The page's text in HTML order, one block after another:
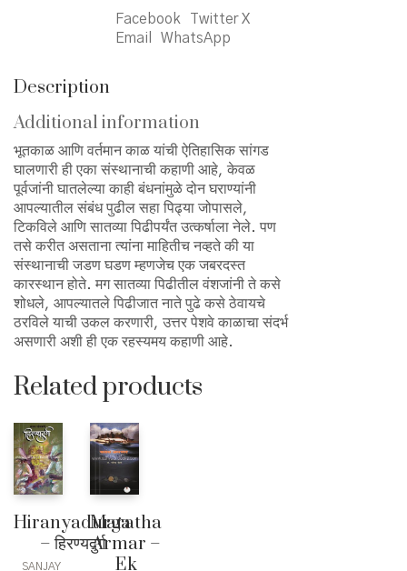
Facebook
Twitter X
Email
WhatsApp
Description
Additional information
भूतकाळ आणि वर्तमान काळ यांची ऐतिहासिक सांगड
घालणारी ही एका संस्थानाची कहाणी आहे, केवळ
पूर्वजांनी घातलेल्या काही बंधनांमुळे दोन घराण्यांनी
आपल्यातील संबंध पुढील सहा पिढ्या जोपासले,
टिकविले आणि सातव्या पिढीपर्यंत उत्कर्षाला नेले. पण
तसे करीत असताना त्यांना माहितीच नव्हते की या
संस्थानाची जडण घडण म्हणजेच एक जबरदस्त
कारस्थान होते. मग सातव्या पिढीतील वंशजांनी ते कसे
शोधले, आपल्यातले पिढीजात नाते पुढे कसे ठेवायचे
ठरविले याची उकल करणारी, उत्तर पेशवे काळाचा संदर्भ
असणारी अशी ही एक रहस्यमय कहाणी आहे.
Related products
Hiranyadurga
– हिरण्यदुर्ग
SANJAY
Maratha
Armar –
Ek